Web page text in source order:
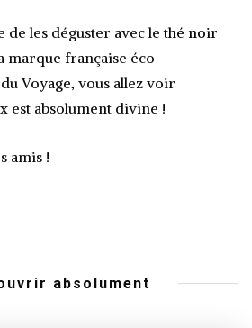
de les déguster avec lethé noir
marque française éco-
Voyage, vous allez voir
est absolument divine !
amis !
absolument